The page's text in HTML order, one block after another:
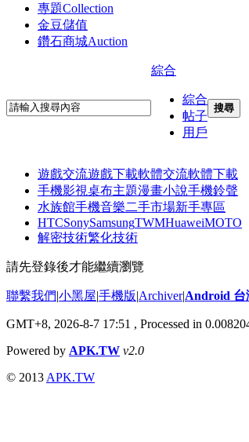
專題Collection
金豆儲值
鑽石商城Auction
綜合
綜合
帖子
用戶
搜尋
遊戲交流遊戲下載軟體交流軟體下載
手機影視桌布主題漫畫小說手機鈴聲
水族館手機音樂二手市場新手專區
HTCSonySamsungTWMHuaweiMOTO
解密技術繁化技術
請先登錄後才能繼續瀏覽
聯繫我們|小黑屋|手機版|Archiver|Android 台
GMT+8, 2026-8-7 17:51 , Processed in
Powered by APK.TW v2.0
© 2013 APK.TW